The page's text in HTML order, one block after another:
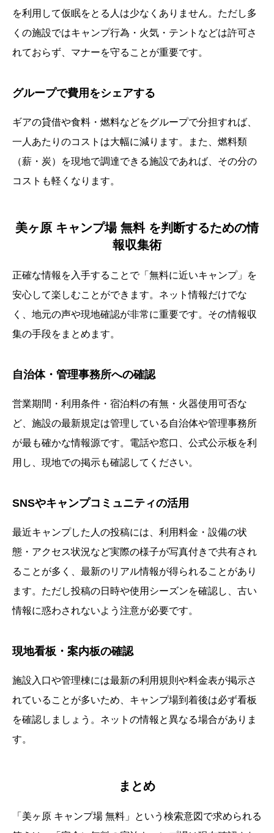
を利用して仮眠をとる人は少なくありません。ただし多
くの施設ではキャンプ行為・火気・テントなどは許可さ
れておらず、マナーを守ることが重要です。
グループで費用をシェアする
ギアの貸借や食料・燃料などをグループで分担すれば、
一人あたりのコストは大幅に減ります。また、燃料類
（薪・炭）を現地で調達できる施設であれば、その分の
コストも軽くなります。
美ヶ原 キャンプ場 無料 を判断するための情
報収集術
正確な情報を入手することで「無料に近いキャンプ」を
安心して楽しむことができます。ネット情報だけでな
く、地元の声や現地確認が非常に重要です。その情報収
集の手段をまとめます。
自治体・管理事務所への確認
営業期間・利用条件・宿泊料の有無・火器使用可否な
ど、施設の最新規定は管理している自治体や管理事務所
が最も確かな情報源です。電話や窓口、公式公示板を利
用し、現地での掲示も確認してください。
SNSやキャンプコミュニティの活用
最近キャンプした人の投稿には、利用料金・設備の状
態・アクセス状況など実際の様子が写真付きで共有され
ることが多く、最新のリアル情報が得られることがあり
ます。ただし投稿の日時や使用シーズンを確認し、古い
情報に惑わされないよう注意が必要です。
現地看板・案内板の確認
施設入口や管理棟には最新の利用規則や料金表が掲示さ
れていることが多いため、キャンプ場到着後は必ず看板
を確認しましょう。ネットの情報と異なる場合がありま
す。
まとめ
「美ヶ原 キャンプ場 無料」という検索意図で求められる